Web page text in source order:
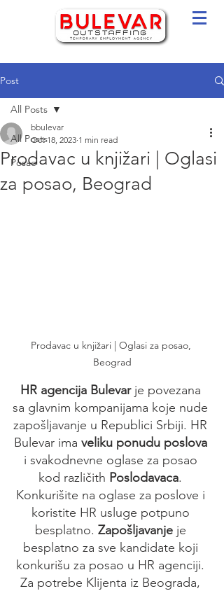
Post
All Posts
Posao
All Posts
Prodavac u knjižari | Oglasi
za posao, Beograd
bbulevar
Oct 18, 2023 1 min read
Prodavac u knjižari | Oglasi za posao,
Beograd
HR agencija Bulevar je povezana
sa glavnim kompanijama koje nude
zapošljavanje u Republici Srbiji. HR
Bulevar ima veliku ponudu poslova
i svakodnevne oglase za posao
kod različith Poslodavaca.
Konkurišite na oglase za poslove i
koristite HR usluge potpuno
besplatno. Zapošljavanje je
besplatno za sve kandidate koji
konkurišu za posao u HR agenciji.
Za potrebe Klijenta iz Beograda,